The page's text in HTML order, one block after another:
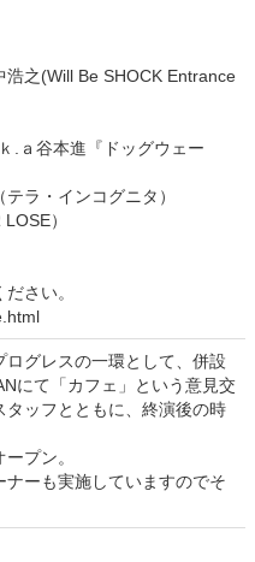
之(Will Be SHOCK Entrance
.ａ谷本進『ドッグウェー
ラ・インコグニタ）
）
さい。
ログレスの一環として、併設
にて「カフェ」という意見交
ッフとともに、終演後の時
プン。
ナーも実施していますのでそ